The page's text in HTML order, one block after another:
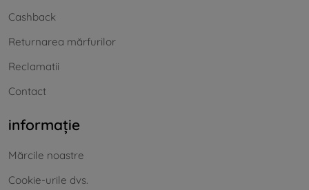
Cashback
Returnarea mărfurilor
Reclamatii
Contact
informație
Mărcile noastre
Cookie-urile dvs.